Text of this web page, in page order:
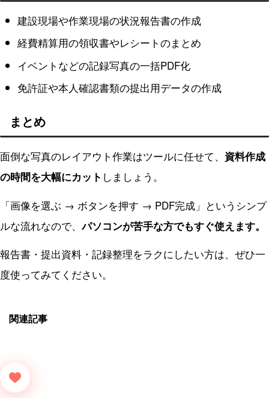
建設現場や作業現場の状況報告書の作成
経費精算用の領収書やレシートのまとめ
イベントなどの記録写真の一括PDF化
免許証や本人確認書類の提出用データの作成
まとめ
面倒な写真のレイアウト作業はツールに任せて、 資料作成
の時間を大幅にカット しましょう。
「画像を選ぶ → ボタンを押す → PDF完成」というシンプ
ルな流れなので、パソコンが苦手な方でもすぐ使えます。
報告書・提出資料・記録整理をラクにしたい方は、ぜひ一
度使ってみてください。
関連記事